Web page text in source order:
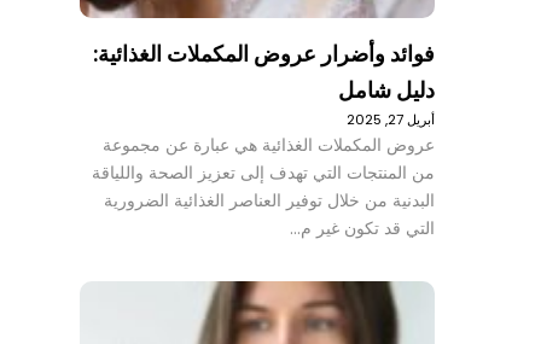
فوائد وأضرار عروض المكملات الغذائية:
دليل شامل
أبريل 27, 2025
عروض المكملات الغذائية هي عبارة عن مجموعة
من المنتجات التي تهدف إلى تعزيز الصحة واللياقة
البدنية من خلال توفير العناصر الغذائية الضرورية
التي قد تكون غير م…